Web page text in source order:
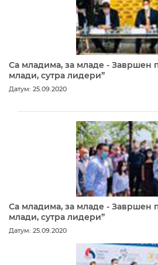
Са младима, за младе - Завршен
млади, сутра лидери”
Датум: 25.09.2020
Са младима, за младе - Завршен
млади, сутра лидери”
Датум: 25.09.2020